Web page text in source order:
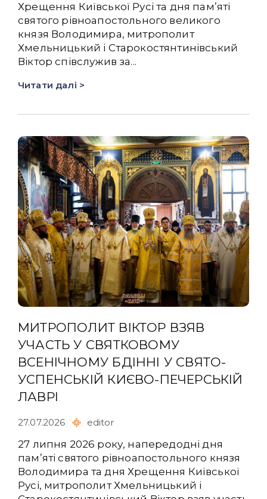
Хрещення Київської Русі та дня пам’яті
святого рівноапостольного великого
князя Володимира, митрополит
Хмельницький і Старокостянтинівський
Віктор співслужив за...
Читати далі >
МИТРОПОЛИТ ВІКТОР ВЗЯВ
УЧАСТЬ У СВЯТКОВОМУ
ВСЕНІЧНОМУ БДІННІ У СВЯТО-
УСПЕНСЬКІЙ КИЄВО-ПЕЧЕРСЬКІЙ
ЛАВРІ
27.07.2026 editor
27 липня 2026 року, напередодні дня
пам’яті святого рівноапостольного князя
Володимира та дня Хрещення Київської
Русі, митрополит Хмельницький і